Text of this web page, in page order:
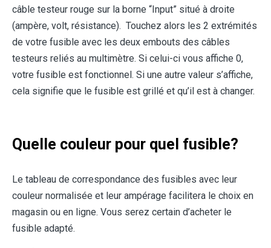
câble testeur rouge sur la borne “Input” situé à droite
(ampère, volt, résistance). Touchez alors les 2 extrémités
de votre fusible avec les deux embouts des câbles
testeurs reliés au multimètre. Si celui-ci vous affiche 0,
votre fusible est fonctionnel. Si une autre valeur s’affiche,
cela signifie que le fusible est grillé et qu’il est à changer.
Quelle couleur pour quel fusible?
Le tableau de correspondance des fusibles avec leur
couleur normalisée et leur ampérage facilitera le choix en
magasin ou en ligne. Vous serez certain d’acheter le
fusible adapté.